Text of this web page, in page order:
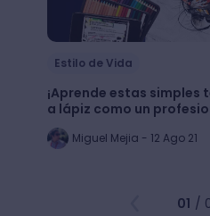
Estilo de Vida
¡Aprende estas
a lápiz como un
Miguel Mejia - 12 Ago 21
01 /